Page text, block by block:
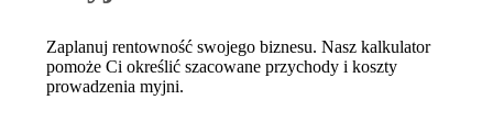
Zaplanuj rentowność swojego biznesu. Nasz kalkulator
pomoże Ci określić szacowane przychody i koszty
prowadzenia myjni.